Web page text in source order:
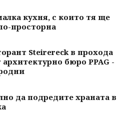
кухня, с които тя ще
просторна
Steirereck в прохода
архитектурно бюро PPAG -
да подредите храната в